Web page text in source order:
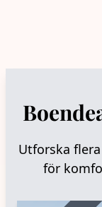
Utforska
för